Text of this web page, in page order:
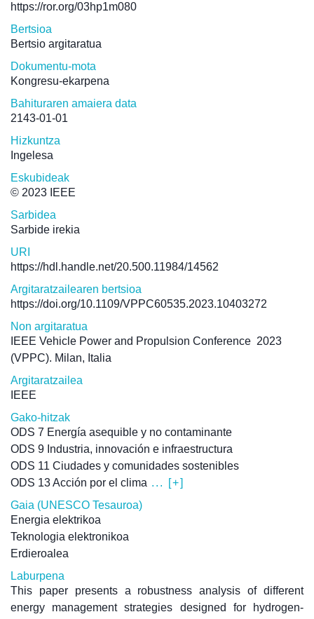
https://ror.org/03hp1m080
Bertsioa
Bertsio argitaratua
Dokumentu-mota
Kongresu-ekarpena
Bahituraren amaiera data
2143-01-01
Hizkuntza
Ingelesa
Eskubideak
© 2023 IEEE
Sarbidea
Sarbide irekia
URI
https://hdl.handle.net/20.500.11984/14562
Argitaratzailearen bertsioa
https://doi.org/10.1109/VPPC60535.2023.10403272
Non argitaratua
IEEE Vehicle Power and Propulsion Conference 2023
(VPPC). Milan, Italia
Argitaratzailea
IEEE
Gako-hitzak
ODS 7 Energía asequible y no contaminante
ODS 9 Industria, innovación e infraestructura
ODS 11 Ciudades y comunidades sostenibles
ODS 13 Acción por el clima ... [+]
Gaia (UNESCO Tesauroa)
Energia elektrikoa
Teknologia elektronikoa
Erdieroalea
Laburpena
This paper presents a robustness analysis of different
energy management strategies designed for hydrogen-